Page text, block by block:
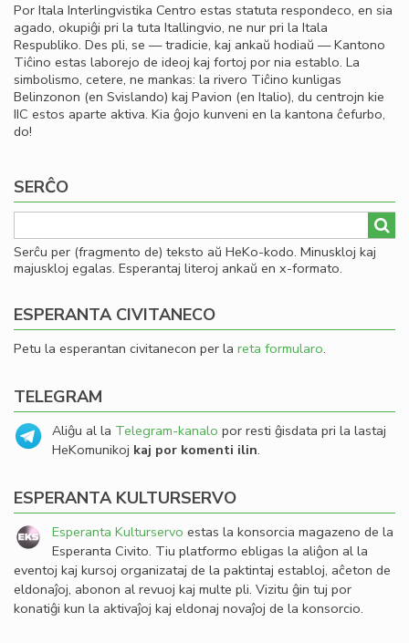
Por Itala Interlingvistika Centro estas statuta respondeco, en sia
agado, okupiĝi pri la tuta Itallingvio, ne nur pri la Itala
Respubliko. Des pli, se — tradicie, kaj ankaŭ hodiaŭ — Kantono
Tiĉino estas laborejo de ideoj kaj fortoj por nia establo. La
simbolismo, cetere, ne mankas: la rivero Tiĉino kunligas
Belinzonon (en Svislando) kaj Pavion (en Italio), du centrojn kie
IIC estos aparte aktiva. Kia ĝojo kunveni en la kantona ĉefurbo,
do!
SERĈO
Serĉu per (fragmento de) teksto aŭ HeKo-kodo. Minuskloj kaj
majuskloj egalas. Esperantaj literoj ankaŭ en x-formato.
ESPERANTA CIVITANECO
Petu la esperantan civitanecon per la reta formularo.
TELEGRAM
Aliĝu al la Telegram-kanalo por resti ĝisdata pri la lastaj
HeKomunikoj kaj por komenti ilin.
ESPERANTA KULTURSERVO
Esperanta Kulturservo estas la konsorcia magazeno de la
Esperanta Civito. Tiu platformo ebligas la aliĝon al la
eventoj kaj kursoj organizataj de la paktintaj establoj, aĉeton de
eldonaĵoj, abonon al revuoj kaj multe pli. Vizitu ĝin tuj por
konatiĝi kun la aktivaĵoj kaj eldonaj novaĵoj de la konsorcio.